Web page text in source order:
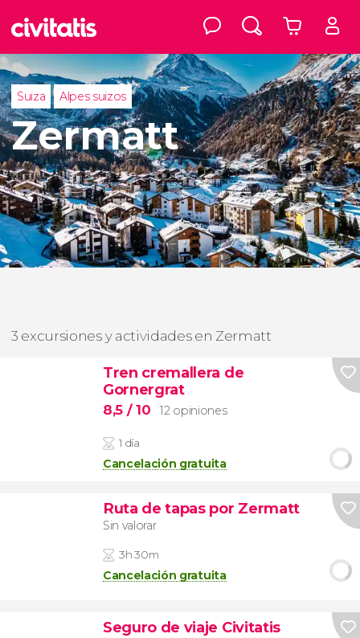
Suiza Alpes suizos
Zermatt
3 excursiones y actividades en Zermatt
Tren cremallera de
Gornergrat
8,5 / 10 12 opiniones
1 día
Cancelación gratuita
Ruta de tapas por Zermatt
Sin valorar
3h 30m
Cancelación gratuita
Seguro de viaje Civitatis